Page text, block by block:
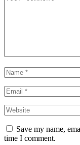
Save my name,
time I comment.